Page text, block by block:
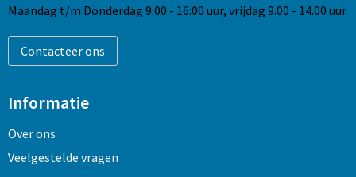
Maandag t/m Donderdag 9.00 - 16:00 uur, vrijdag 9.00 - 14.00 uur
Contacteer ons
Informatie
Over ons
Veelgestelde vragen